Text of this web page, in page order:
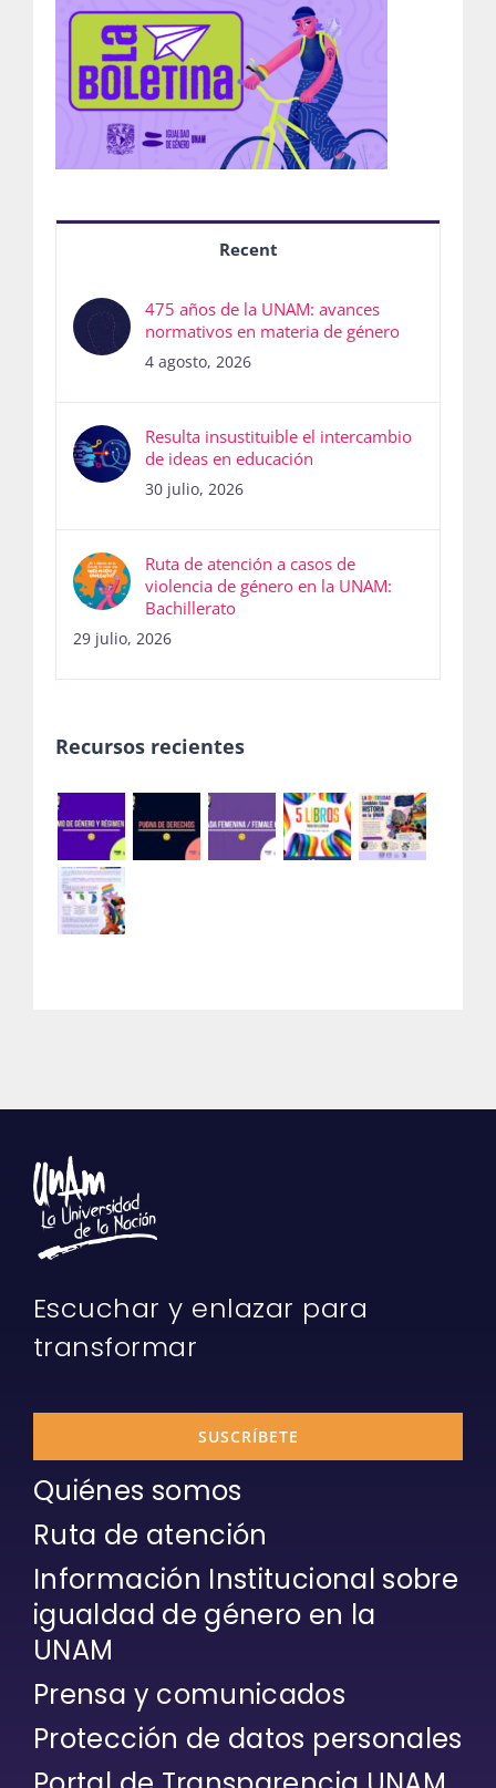
Recent
475 años de la UNAM: avances
normativos en materia de género
4 agosto, 2026
Resulta insustituible el intercambio
de ideas en educación
30 julio, 2026
Ruta de atención a casos de
violencia de género en la UNAM:
Bachillerato
29 julio, 2026
Recursos recientes
Escuchar y enlazar para
transformar
SUSCRÍBETE
Quiénes somos
Ruta de atención
Información Institucional sobre
igualdad de género en la
UNAM
Prensa y comunicados
Protección de datos personales